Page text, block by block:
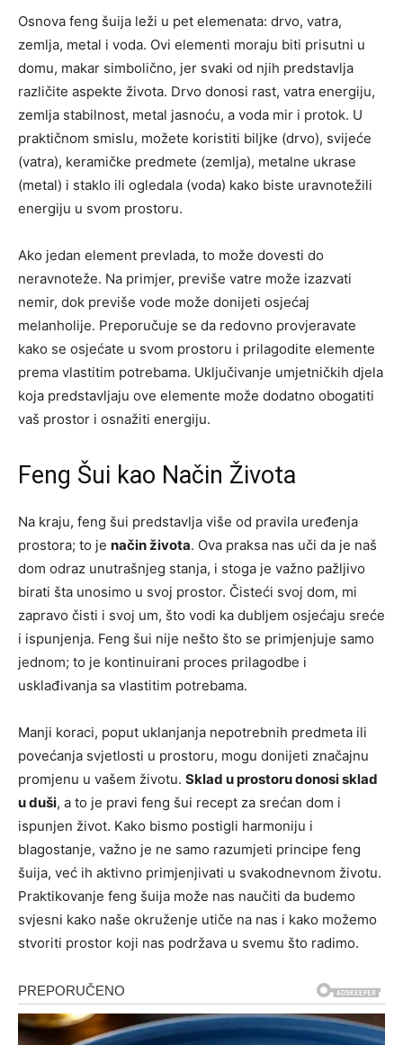
Osnova feng šuija leži u pet elemenata: drvo, vatra,
zemlja, metal i voda. Ovi elementi moraju biti prisutni u
domu, makar simbolično, jer svaki od njih predstavlja
različite aspekte života. Drvo donosi rast, vatra energiju,
zemlja stabilnost, metal jasnoću, a voda mir i protok. U
praktičnom smislu, možete koristiti biljke (drvo), svijeće
(vatra), keramičke predmete (zemlja), metalne ukrase
(metal) i staklo ili ogledala (voda) kako biste uravnotežili
energiju u svom prostoru.
Ako jedan element prevlada, to može dovesti do
neravnoteže. Na primjer, previše vatre može izazvati
nemir, dok previše vode može donijeti osjećaj
melanholije. Preporučuje se da redovno provjeravate
kako se osjećate u svom prostoru i prilagodite elemente
prema vlastitim potrebama. Uključivanje umjetničkih djela
koja predstavljaju ove elemente može dodatno obogatiti
vaš prostor i osnažiti energiju.
Feng Šui kao Način Života
Na kraju, feng šui predstavlja više od pravila uređenja
prostora; to je način života. Ova praksa nas uči da je naš
dom odraz unutrašnjeg stanja, i stoga je važno pažljivo
birati šta unosimo u svoj prostor. Čisteći svoj dom, mi
zapravo čisti i svoj um, što vodi ka dubljem osjećaju sreće
i ispunjenja. Feng šui nije nešto što se primjenjuje samo
jednom; to je kontinuirani proces prilagodbe i
usklađivanja sa vlastitim potrebama.
Manji koraci, poput uklanjanja nepotrebnih predmeta ili
povećanja svjetlosti u prostoru, mogu donijeti značajnu
promjenu u vašem životu. Sklad u prostoru donosi sklad
u duši, a to je pravi feng šui recept za srećan dom i
ispunjen život. Kako bismo postigli harmoniju i
blagostanje, važno je ne samo razumjeti principe feng
šuija, već ih aktivno primjenjivati u svakodnevnom životu.
Praktikovanje feng šuija može nas naučiti da budemo
svjesni kako naše okruženje utiče na nas i kako možemo
stvoriti prostor koji nas podržava u svemu što radimo.